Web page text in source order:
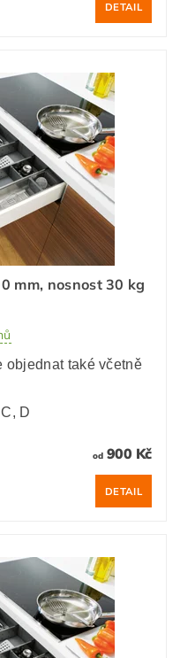
DETAIL
mm, nosnost 30 kg
objednat také včetně
D
od900 Kč
DETAIL